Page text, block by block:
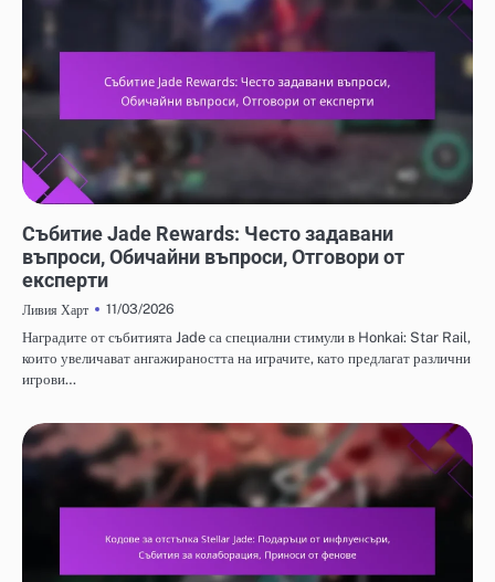
Събитие Jade Rewards: Често задавани
въпроси, Обичайни въпроси, Отговори от
експерти
Ливия Харт
11/03/2026
Наградите от събитията Jade са специални стимули в Honkai: Star Rail,
които увеличават ангажираността на играчите, като предлагат различни
игрови…